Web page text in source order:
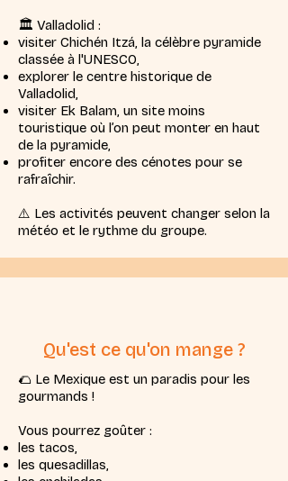
🏛️ Valladolid :
visiter Chichén Itzá, la célèbre pyramide
classée à l'UNESCO,
explorer le centre historique de
Valladolid,
visiter Ek Balam, un site moins
touristique où l’on peut monter en haut
de la pyramide,
profiter encore des cénotes pour se
rafraîchir.
⚠️ Les activités peuvent changer selon la
météo et le rythme du groupe.
Qu'est ce qu'on mange ?
🌮 Le Mexique est un paradis pour les
gourmands !
Vous pourrez goûter :
les tacos,
les quesadillas,